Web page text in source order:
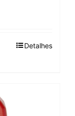
Detalhes